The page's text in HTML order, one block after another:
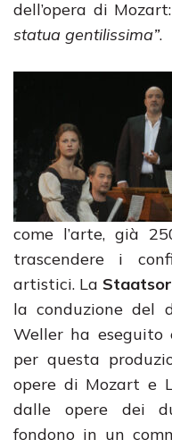
dell’opera di
statua gentilissima”.
come l’arte, già
trascendere i
artistici. La
la conduzione del
Weller ha eseguito
per questa
opere di Mozart e
dalle opere dei
fondono in un